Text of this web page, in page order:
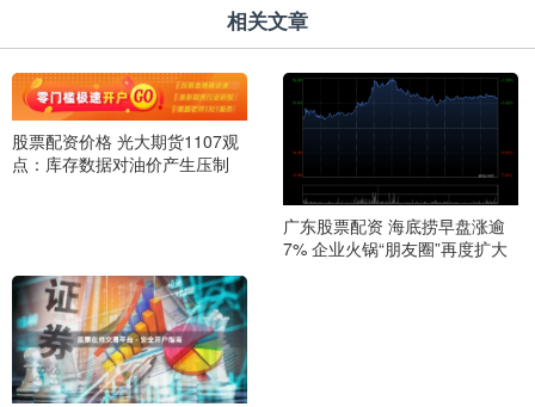
相关文章
股票配资价格 光大期货1107观
点：库存数据对油价产生压制
广东股票配资 海底捞早盘涨逾
7% 企业火锅“朋友圈”再度扩大